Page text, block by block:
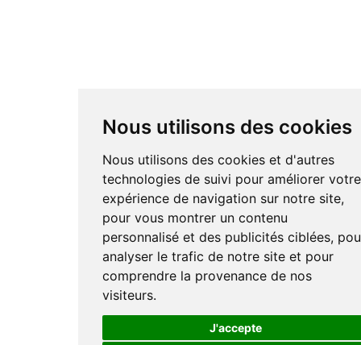
Nous utilisons des cookies
Nous utilisons des cookies et d'autres
technologies de suivi pour améliorer votre
expérience de navigation sur notre site,
pour vous montrer un contenu
personnalisé et des publicités ciblées,
analyser le trafic de notre site et pour
comprendre la provenance de nos
visiteurs.
J'accepte